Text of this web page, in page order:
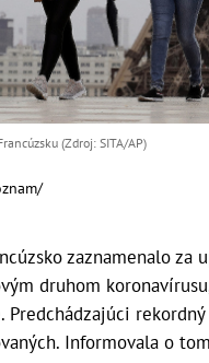
(Zdroj: SITA/AP)
zaznamenalo
druhom
Predchádzajúci
Informovala o